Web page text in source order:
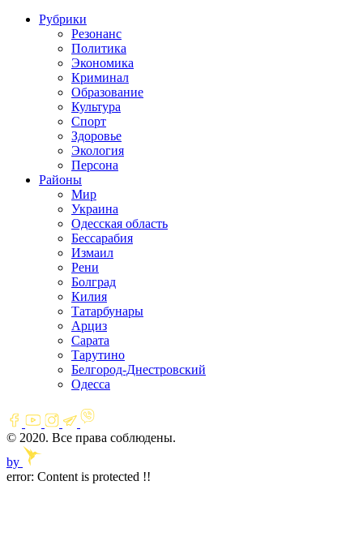
Рубрики
Резонанс
Политика
Экономика
Криминал
Образование
Культура
Спорт
Здоровье
Экология
Персона
Районы
Мир
Украина
Одесская область
Бессарабия
Измаил
Рени
Болград
Килия
Татарбунары
Арциз
Сарата
Тарутино
Белгород-Днестровский
Одесса
© 2020. Все права соблюдены.
by
error: Content is protected !!